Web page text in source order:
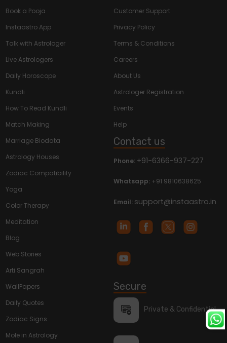
Book a Pooja
Instaastro App
Talk with Astrologer
Live Astrologers
Daily Horoscope
Kundli
How To Read Kundli
Match Making
Marriage Biodata
Astrology Houses
Zodiac Compatibility
Yoga
Color Therapy
Meditation
Blog
Web Stories
Arti Sangrah
WallPapers
Daily Quotes
Zodiac Signs
Mole in Astrology
Customer Support
Privacy Policy
Terms & Conditions
Careers
About Us
Astrologer Registration
Events
Help
Contact us
Phone: +91-6366-937-227
Whatsapp: +91 9810638625
Email: support@instaastro.in
Secure
Private & Confidential